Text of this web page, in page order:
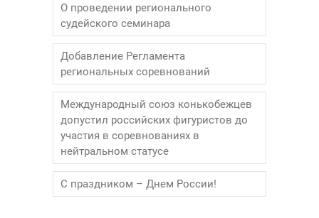
О проведении регионального
судейского семинара
Добавление Регламента
региональных соревнований
Международный союз конькобежцев
допустил российских фигуристов до
участия в соревнованиях в
нейтральном статусе
С праздником – Днем России!